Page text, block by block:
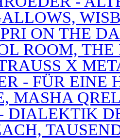
ON THE
ROOM,
X
- FÜR EINE
MASHA
DIALEKTIK